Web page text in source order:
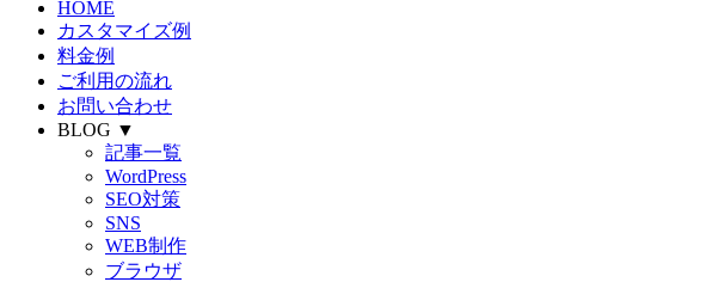
HOME
カスタマイズ例
料金例
ご利用の流れ
お問い合わせ
BLOG ▼
記事一覧
WordPress
SEO対策
SNS
WEB制作
ブラウザ